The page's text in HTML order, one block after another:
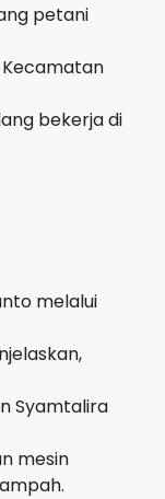
petani
bekerja di
melalui
Syamtalira
mesin